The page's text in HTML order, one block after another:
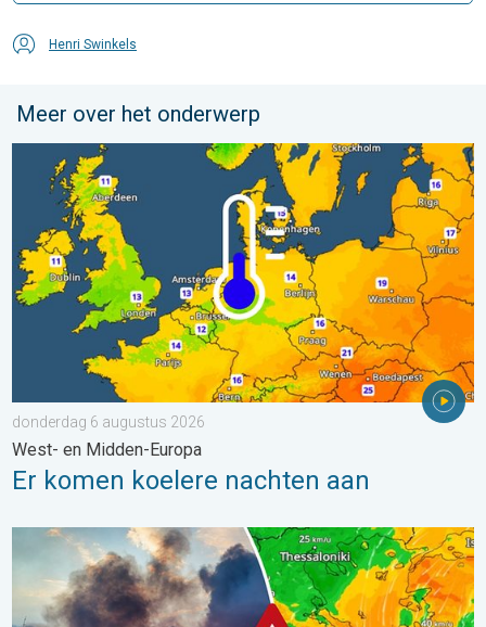
Henri Swinkels
Meer over het onderwerp
Er komen koelere nachten aan. West- en Midden-Europa. . .
donderdag 6 augustus 2026
West- en Midden-Europa
Er komen koelere nachten aan
Ook in Zuidoost-Europa woeden bosbranden. Hitte en veel